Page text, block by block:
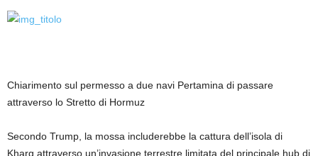
Chiarimento sul permesso a due navi Pertamina di passare
attraverso lo Stretto di Hormuz
Secondo Trump, la mossa includerebbe la cattura dell’isola di
Kharg attraverso un’invasione terrestre limitata del principale hub di